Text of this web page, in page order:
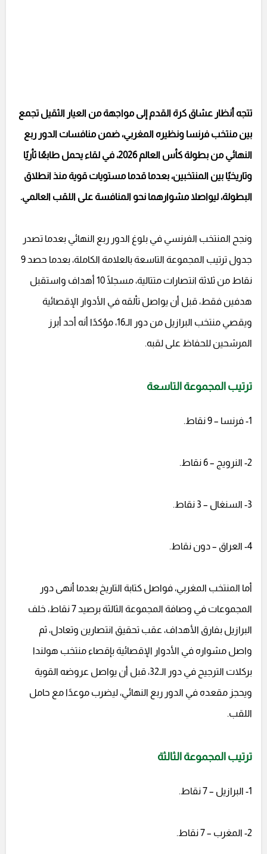
تتجه أنظار عشاق كرة القدم إلى مواجهة من العيار الثقيل تجمع
بين منتخب فرنسا ونظيره المغربي، ضمن منافسات الدور ربع
النهائي من بطولة كأس العالم 2026، في لقاء يحمل طابعًا ثأريًا
وتاريخيًا بين المنتخبين، بعدما قدما مستويات قوية منذ انطلاق
البطولة، ليواصلا مشوارهما نحو المنافسة على اللقب العالمي.
ونجح المنتخب الفرنسي في بلوغ الدور ربع النهائي بعدما تصدر
جدول ترتيب المجموعة التاسعة بالعلامة الكاملة، بعدما حصد 9
نقاط من ثلاثة انتصارات متتالية، مسجلًا 10 أهداف واستقبل
هدفين فقط، قبل أن يواصل تألقه في الأدوار الإقصائية
ويقصي منتخب البرازيل من دور الـ16، مؤكدًا أنه أحد أبرز
المرشحين للحفاظ على لقبه.
ترتيب المجموعة التاسعة
1- فرنسا – 9 نقاط.
2- النرويج – 6 نقاط.
3- السنغال – 3 نقاط.
4- العراق – دون نقاط.
أما المنتخب المغربي، فواصل كتابة التاريخ بعدما أنهى دور
المجموعات في وصافة المجموعة الثالثة برصيد 7 نقاط، خلف
البرازيل بفارق الأهداف، عقب تحقيق انتصارين وتعادل، ثم
واصل مشواره في الأدوار الإقصائية بإقصاء منتخب هولندا
بركلات الترجيح في دور الـ32، قبل أن يواصل عروضه القوية
ويحجز مقعده في الدور ربع النهائي، ليضرب موعدًا مع حامل
اللقب.
ترتيب المجموعة الثالثة
1- البرازيل – 7 نقاط.
2- المغرب – 7 نقاط.